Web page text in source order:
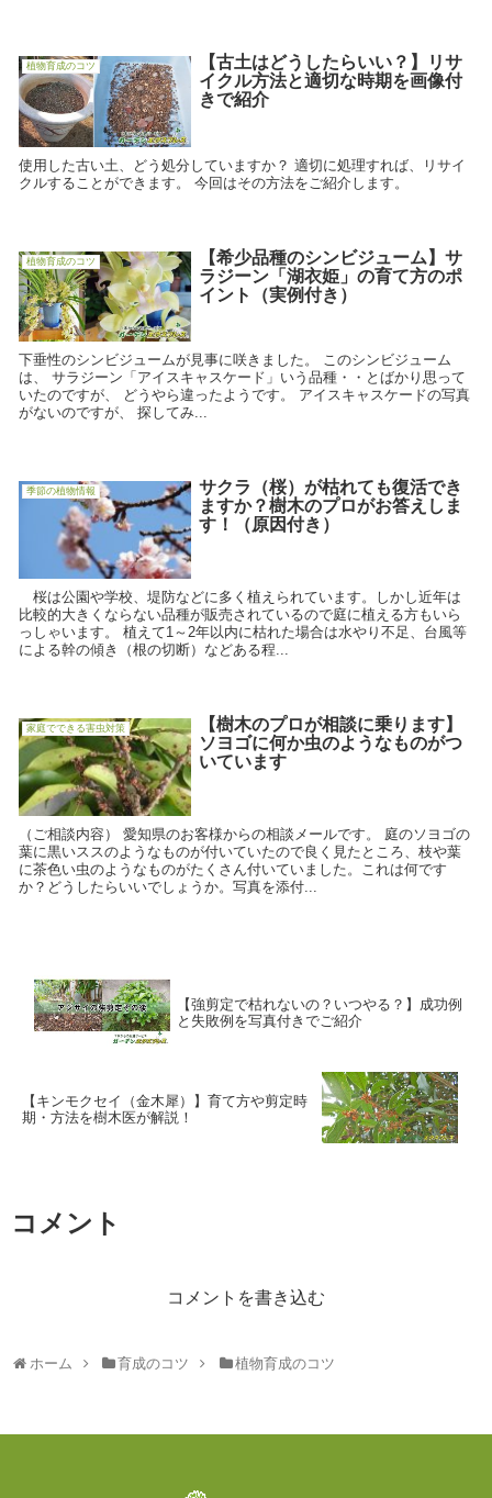
植物育成のコツ
【古土はどうしたらいい？】リサ
イクル方法と適切な時期を画像付
きで紹介
使用した古い土、どう処分していますか？ 適切に処理すれば、リサイ
クルすることができます。 今回はその方法をご紹介します。
植物育成のコツ
【希少品種のシンビジューム】サ
ラジーン「湖衣姫」の育て方のポ
イント（実例付き）
下垂性のシンビジュームが見事に咲きました。 このシンビジューム
は、 サラジーン「アイスキャスケード」いう品種・・とばかり思って
いたのですが、 どうやら違ったようです。 アイスキャスケードの写真
がないのですが、 探してみ...
季節の植物情報
サクラ（桜）が枯れても復活でき
ますか？樹木のプロがお答えしま
す！（原因付き）
桜は公園や学校、堤防などに多く植えられています。しかし近年は
比較的大きくならない品種が販売されているので庭に植える方もいら
っしゃいます。 植えて1～2年以内に枯れた場合は水やり不足、台風等
による幹の傾き（根の切断）などある程...
家庭でできる害虫対策
【樹木のプロが相談に乗ります】
ソヨゴに何か虫のようなものがつ
いています
（ご相談内容） 愛知県のお客様からの相談メールです。 庭のソヨゴの
葉に黒いススのようなものが付いていたので良く見たところ、枝や葉
に茶色い虫のようなものがたくさん付いていました。これは何です
か？どうしたらいいでしょうか。写真を添付...
【強剪定で枯れないの？いつやる？】成功例
と失敗例を写真付きでご紹介
【キンモクセイ（金木犀）】育て方や剪定時
期・方法を樹木医が解説！
コメント
コメントを書き込む
ホーム 育成のコツ 植物育成のコツ